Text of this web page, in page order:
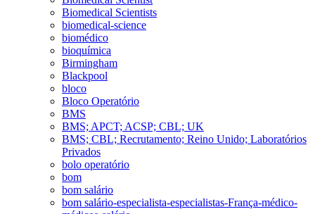
Biomedical Scientists
biomedical-science
biomédico
bioquímica
Birmingham
Blackpool
bloco
Bloco Operatório
BMS
BMS; APCT; ACSP; CBL; UK
BMS; CBL; Recrutamento; Reino Unido; Laboratórios
Privados
bolo operatório
bom
bom salário
bom salário-especialista-especialistas-França-médico-